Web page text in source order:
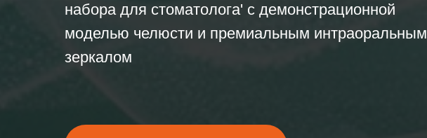
набора для стоматолога' с демонстрационной
моделью челюсти и премиальным интраоральным
зеркалом